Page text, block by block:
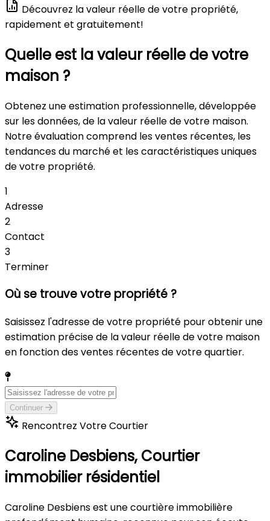
Découvrez la valeur réelle de votre propriété,
rapidement et gratuitement!
Quelle est la valeur réelle de votre
maison ?
Obtenez une estimation professionnelle, développée
sur les données, de la valeur réelle de votre maison.
Notre évaluation comprend les ventes récentes, les
tendances du marché et les caractéristiques uniques
de votre propriété.
1
Adresse
2
Contact
3
Terminer
Où se trouve votre propriété ?
Saisissez l'adresse de votre propriété pour obtenir une
estimation précise de la valeur réelle de votre maison
en fonction des ventes récentes de votre quartier.
Continuer
Rencontrez Votre Courtier
Caroline Desbiens,Courtier
immobilier résidentiel
Caroline Desbiens est une courtière immobilière